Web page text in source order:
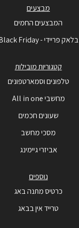
מבצעים
המבצעים החמים
בלאק פריידי - Black Friday
קטגוריות מובילות
טלפונים וסמארטפונים
מחשבי All in one
שעונים חכמים
מסכי מחשב
אביזרי גיימינג
נוספים
כרטיס מתנה באג
טרייד אין בבאג